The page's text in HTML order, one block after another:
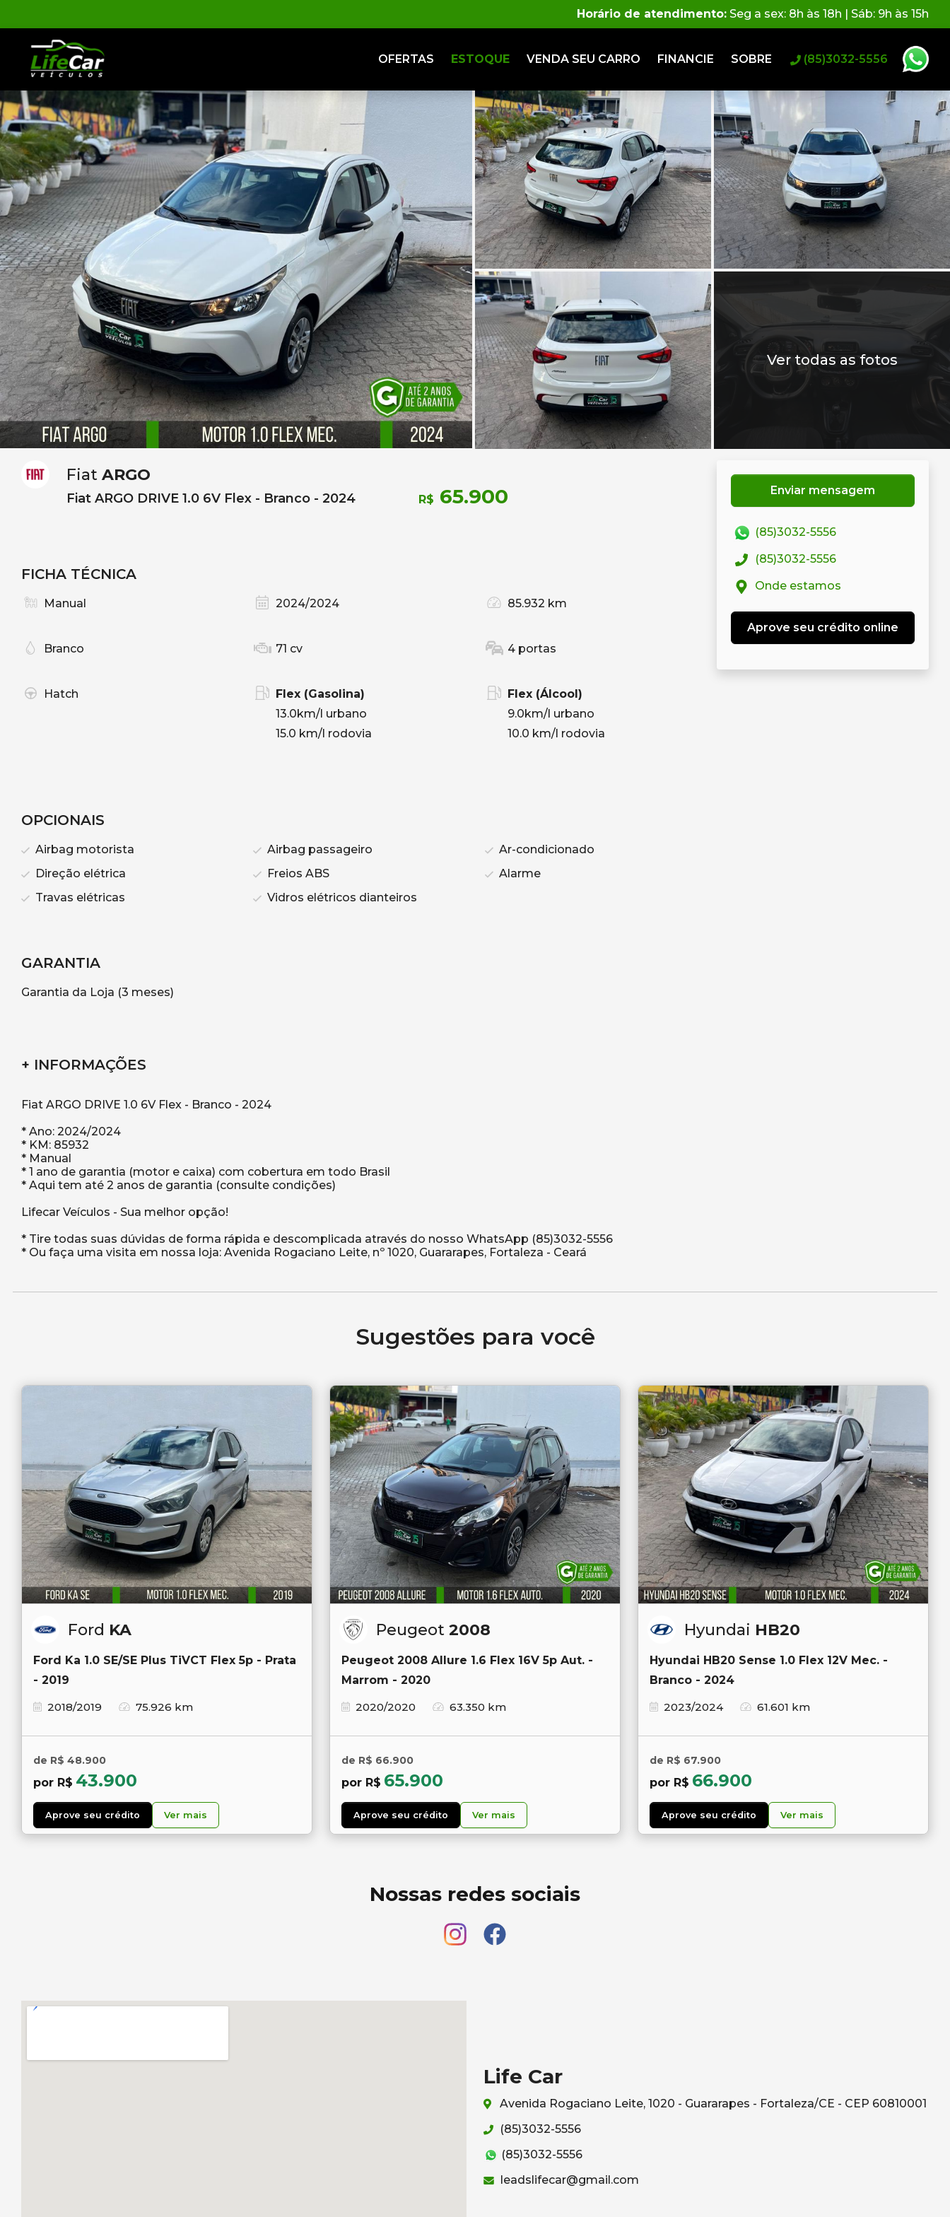
Horário de atendimento: Seg a sex: 8h às 18h | Sáb: 9h às 15h
OFERTAS ESTOQUE VENDA SEU CARRO FINANCIE SOBRE (85)3032-5556
Ver todas as fotos
Fiat ARGO
Fiat ARGO DRIVE 1.0 6V Flex - Branco - 2024 R$ 65.900
FICHA TÉCNICA
Manual 2024/2024 85.932 km
Branco 71 cv 4 portas
Hatch
Flex (Gasolina)
13.0km/l urbano
15.0 km/l rodovia
Flex (Álcool)
9.0km/l urbano
10.0 km/l rodovia
OPCIONAIS
Airbag motorista Airbag passageiro
Ar-condicionado
Direção elétrica
Freios ABS
Alarme
Travas elétricas
Vidros elétricos dianteiros
GARANTIA
Garantia da Loja (3 meses)
+ INFORMAÇÕES
Fiat ARGO DRIVE 1.0 6V Flex - Branco - 2024
* Ano: 2024/2024
* KM: 85932
* Manual
* 1 ano de garantia (motor e caixa) com cobertura em todo Brasil
* Aqui tem até 2 anos de garantia (consulte condições)
Lifecar Veículos - Sua melhor opção!
* Tire todas suas dúvidas de forma rápida e descomplicada através do nosso WhatsApp (85)3032-5556
Enviar mensagem
(85)3032-5556
(85)3032-5556
Onde estamos
Aprove seu crédito online
Sugestões para você
Ford KA
Ford Ka 1.0 SE/SE Plus TiVCT Flex 5p - Prata
- 2019
2018/2019
75.926 km
de R$ 48.900
por R$ 43.900
Aprove seu crédito Ver mais
Peugeot 2008
Peugeot 2008 Allure 1.6 Flex 16V 5p Aut. -
Marrom - 2020
2020/2020
63.350 km
de R$ 66.900
por R$ 65.900
Aprove seu crédito Ver mais
Hyundai HB20
Hyundai HB20 Sense 1.0 Flex 12V Mec. -
Branco - 2024
2023/2024
61.601 km
de R$ 67.900
por R$ 66.900
Aprove seu crédito Ver mais
Nossas redes sociais
Life Car
Avenida Rogaciano Leite, 1020 - Guararapes - Fortaleza/CE - CEP 60810001
(85)3032-5556
(85)3032-5556
leadslifecar@gmail.com